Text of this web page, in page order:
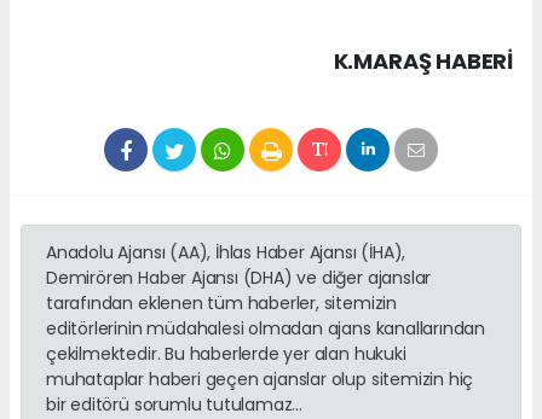
K.MARAŞ HABERİ
Anadolu Ajansı (AA), İhlas Haber Ajansı (İHA),
Demirören Haber Ajansı (DHA) ve diğer ajanslar
tarafından eklenen tüm haberler, sitemizin
editörlerinin müdahalesi olmadan ajans kanallarından
çekilmektedir. Bu haberlerde yer alan hukuki
muhataplar haberi geçen ajanslar olup sitemizin hiç
bir editörü sorumlu tutulamaz...